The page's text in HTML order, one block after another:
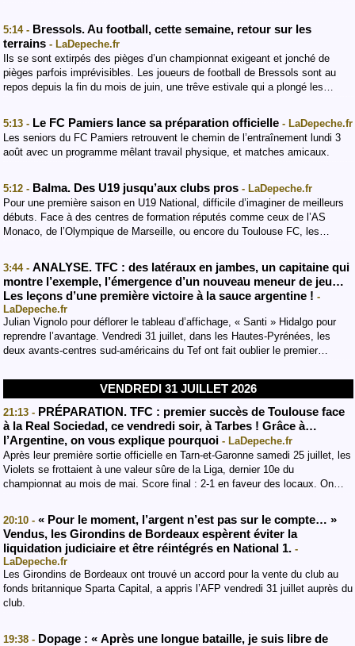
5:14 - Bressols. Au football, cette semaine, retour sur les
terrains - LaDepeche.fr
Ils se sont extirpés des pièges d’un championnat exigeant et jonché de
pièges parfois imprévisibles. Les joueurs de football de Bressols sont au
repos depuis la fin du mois de juin, une trêve estivale qui a plongé les…
5:13 - Le FC Pamiers lance sa préparation officielle - LaDepeche.fr
Les seniors du FC Pamiers retrouvent le chemin de l’entraînement lundi 3
août avec un programme mêlant travail physique, et matches amicaux.
5:12 - Balma. Des U19 jusqu’aux clubs pros - LaDepeche.fr
Pour une première saison en U19 National, difficile d’imaginer de meilleurs
débuts. Face à des centres de formation réputés comme ceux de l’AS
Monaco, de l’Olympique de Marseille, ou encore du Toulouse FC, les…
3:44 - ANALYSE. TFC : des latéraux en jambes, un capitaine qui
montre l’exemple, l’émergence d’un nouveau meneur de jeu…
Les leçons d’une première victoire à la sauce argentine ! -
LaDepeche.fr
Julian Vignolo pour déflorer le tableau d’affichage, « Santi » Hidalgo pour
reprendre l’avantage. Vendredi 31 juillet, dans les Hautes-Pyrénées, les
deux avants-centres sud-américains du Tef ont fait oublier le premier…
VENDREDI 31 JUILLET 2026
21:13 - PRÉPARATION. TFC : premier succès de Toulouse face
à la Real Sociedad, ce vendredi soir, à Tarbes ! Grâce à…
l’Argentine, on vous explique pourquoi - LaDepeche.fr
Après leur première sortie officielle en Tarn-et-Garonne samedi 25 juillet, les
Violets se frottaient à une valeur sûre de la Liga, dernier 10e du
championnat au mois de mai. Score final : 2-1 en faveur des locaux. On…
20:10 - « Pour le moment, l’argent n’est pas sur le compte… »
Vendus, les Girondins de Bordeaux espèrent éviter la
liquidation judiciaire et être réintégrés en National 1. -
LaDepeche.fr
Les Girondins de Bordeaux ont trouvé un accord pour la vente du club au
fonds britannique Sparta Capital, a appris l’AFP vendredi 31 juillet auprès du
club.
19:38 - Dopage : « Après une longue bataille, je suis libre de